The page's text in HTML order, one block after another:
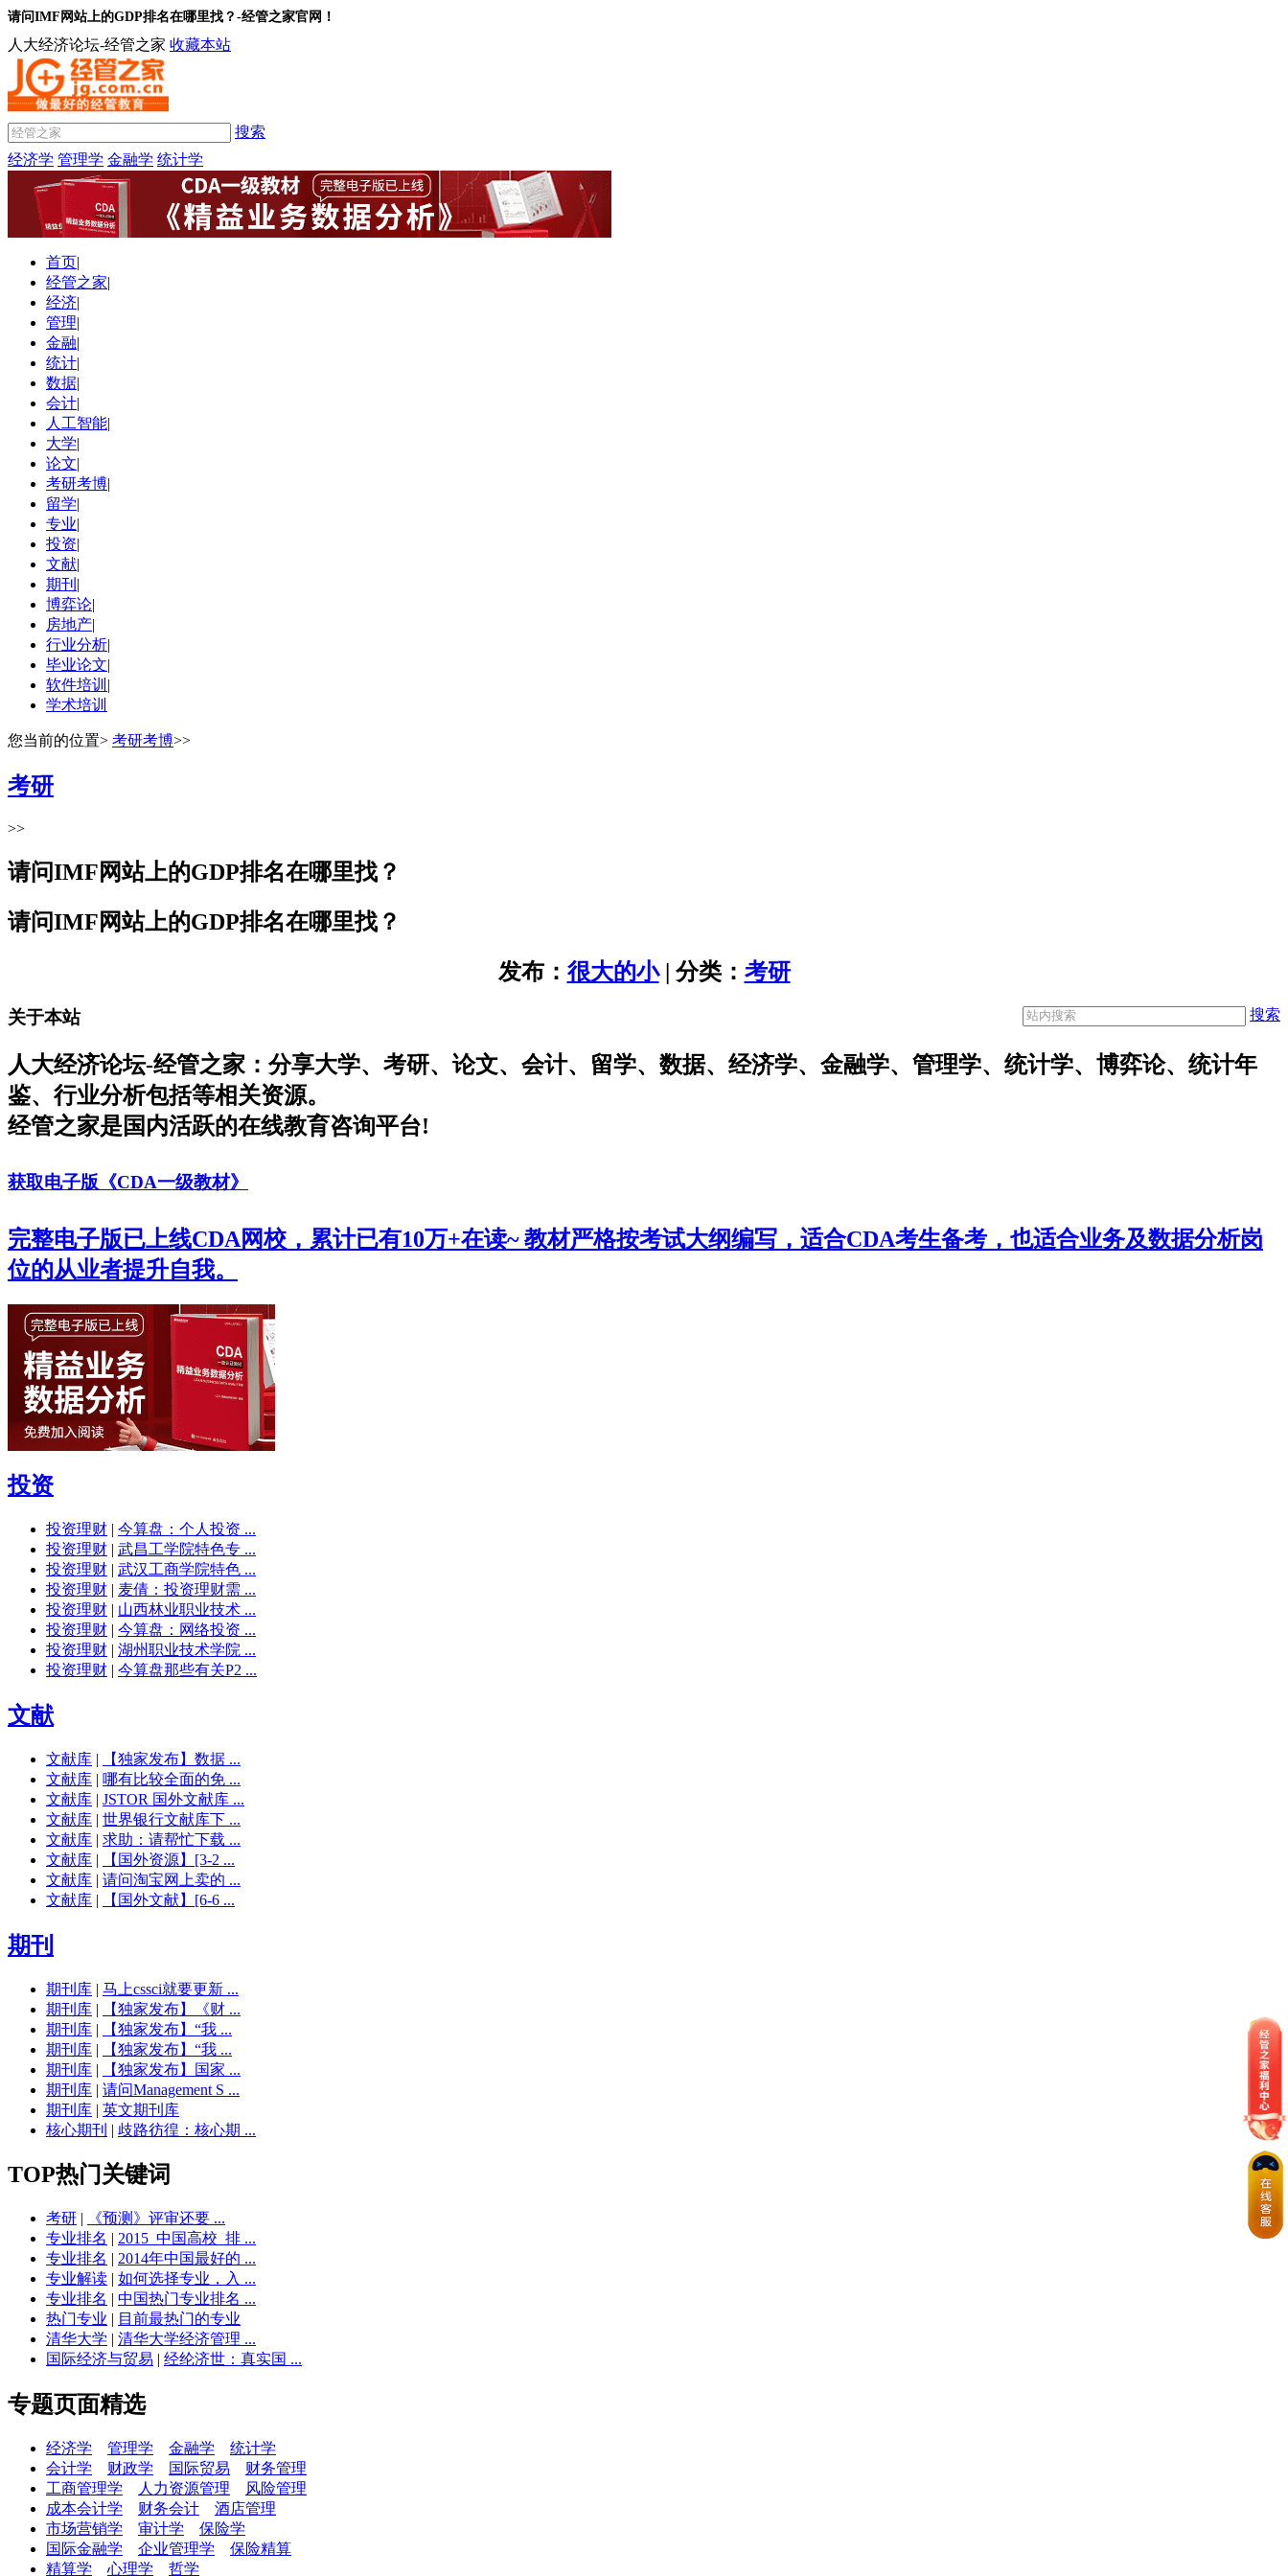
请问IMF网站上的GDP排名在哪里找？-经管之家官网！
人大经济论坛-经管之家 收藏本站
搜索
经济学 管理学 金融学 统计学
首页|
经管之家|
经济|
管理|
金融|
统计|
数据|
会计|
人工智能|
大学|
论文|
考研考博|
留学|
专业|
投资|
文献|
期刊 |
博弈论|
房地产|
行业分析|
毕业论文|
软件培训 |
学术培训
您当前的位置> 考研考博>>
考研
>>
请问IMF网站上的GDP排名在哪里找？
请问IMF网站上的GDP排名在哪里找？
发布： 很大的小| 分类： 考研
搜索
关于本站
人大经济论坛-经管之家：分享大学、考研、论文、会计、留学、数据、经济学、金融学、管理学、统计学、博弈论、统计年
鉴、行业分析包括等相关资源。
经管之家是国内活跃的在线教育咨询平台!
获取电子版《CDA一级教材》
完整电子版已上线CDA网校，累计已有10万+在读~ 教材严格按考试大纲编写，适合CDA考生备考，也适合业务及数据分析岗
位的从业者提升自我。
投资
投资理财 | 今算盘：个人投资 ...
投资理财 | 武昌工学院特色专 ...
投资理财 | 武汉工商学院特色 ...
投资理财 | 麦倩：投资理财需 ...
投资理财 | 山西林业职业技术 ...
投资理财 | 今算盘：网络投资 ...
投资理财 | 湖州职业技术学院 ...
投资理财 | 今算盘那些有关P2 ...
文献
文献库 |
【独家发布】数据 ...
文献库 | 哪有比较全面的免 ...
文献库 | JSTOR 国外文献库 ...
文献库 | 世界银行文献库下 ...
文献库 | 求助：请帮忙下载 ...
文献库 |
【国外资源】[3-2 ...
文献库 | 请问淘宝网上卖的 ...
文献库 | 【国外文献】[6-6 ...
期刊
期刊库 | 马上cssci就要更新 ...
期刊库 |
【独家发布】《财 ...
期刊库 |
【独家发布】“我 ...
期刊库 |
【独家发布】“我 ...
期刊库 |
【独家发布】国家 ...
期刊库 | 请问Management S ...
期刊库 | 英文期刊库
核心期刊 | 歧路彷徨：核心期 ...
TOP热门关键词
考研 |
《预测》评审还要 ...
专业排名 | 2015_中国高校_排 ...
专业排名 | 2014年中国最好的 ...
专业解读 | 如何选择专业，入 ...
专业排名 | 中国热门专业排名 ...
热门专业 | 目前最热门的专业
清华大学 | 清华大学经济管理 ...
国际经济与贸易 | 经纶济世：真实国 ...
专题页面精选
经济学 管理学 金融学
统计学
会计学
财政学 国际贸易
财务管理
工商管理学
人力资源管理
风险管理
成本会计学
财务会计
酒店管理
市场营销学
审计学
保险学
国际金融学
企业管理学
保险精算
精算学
心理学 哲学